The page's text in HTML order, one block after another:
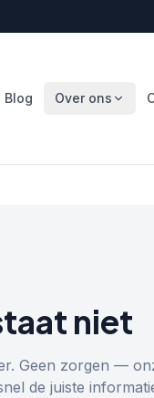
Blog Over ons
niet
Geen zorgen —
de juiste